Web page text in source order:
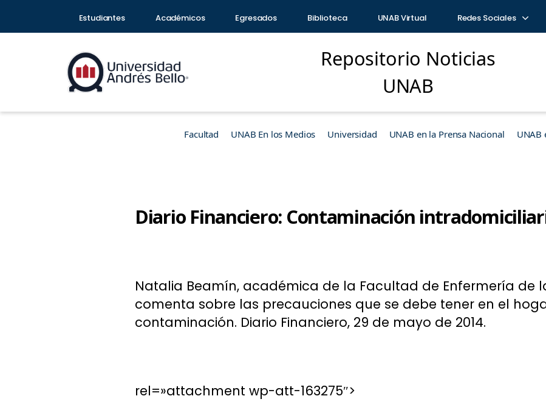
Estudiantes Académicos Egresados Biblioteca UNAB Virtual Redes Sociales
Repositorio Noticias
UNAB
Facultad UNAB En los Medios Universidad UNAB en la Prensa Nacional UNAB
Diario Financiero: Contaminación
Natalia Beamín, académica de la Facultad de Enfermería de
comenta sobre las precauciones que se debe tener en el
contaminación. Diario Financiero, 29 de mayo de 2014.
rel=»attachment wp-att-163275″>